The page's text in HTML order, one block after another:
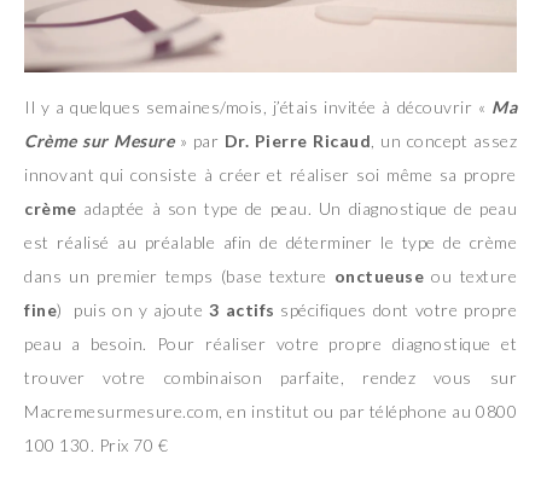
Il y a quelques semaines/mois, j’étais invitée à découvrir « Ma
Crème sur Mesure» par Dr. Pierre Ricaud , un concept assez
innovant qui consiste à créer et réaliser soi même sa propre
crème adaptée à son type de peau. Un diagnostique de peau
est réalisé au préalable afin de déterminer le type de crème
dans un premier temps (base texture onctueuse ou texture
fine) puis on y ajoute3 actifs spécifiques dont votre propre
peau a besoin. Pour réaliser votre propre diagnostique et
trouver votre combinaison parfaite, rendez vous sur
Macremesurmesure.com, en institut ou par téléphone au 0800
100 130. Prix 70 €